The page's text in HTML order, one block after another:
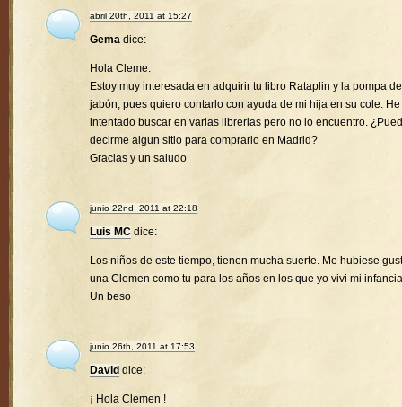
abril 20th, 2011 at 15:27
Gema dice:
Hola Cleme:
Estoy muy interesada en adquirir tu libro Rataplin y la pompa de
jabón, pues quiero contarlo con ayuda de mi hija en su cole. He
intentado buscar en varias librerias pero no lo encuentro.
decirme algun sitio para comprarlo en Madrid?
Gracias y un saludo
junio 22nd, 2011 at 22:18
Luis MC dice:
Los niños de este tiempo, tienen mucha suerte. Me hubiese
una Clemen como tu para los años en los que yo vivi mi
Un beso
junio 26th, 2011 at 17:53
David dice:
¡ Hola Clemen !